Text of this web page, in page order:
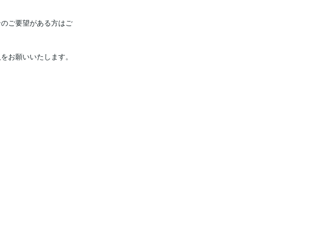
ご要望がある方はご
お願いいたします。